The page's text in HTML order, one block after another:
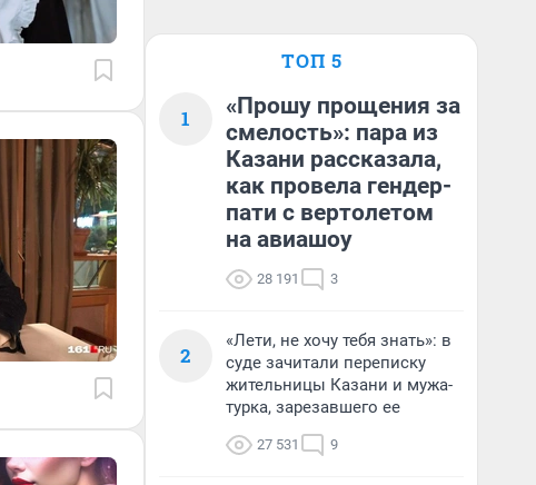
ТОП 5
1
«Прошу прощения за
смелость»: пара из
Казани рассказала,
как провела гендер-
пати с вертолетом
на авиашоу
28 191 3
2
«Лети, не хочу тебя знать»: в
суде зачитали переписку
жительницы Казани и мужа-
турка, зарезавшего ее
27 531 9